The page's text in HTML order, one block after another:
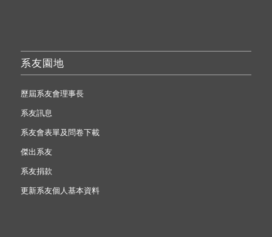
系友園地
歷屆系友會理事長
系友訊息
系友會表單及問卷下載
傑出系友
系友捐款
更新系友個人基本資料